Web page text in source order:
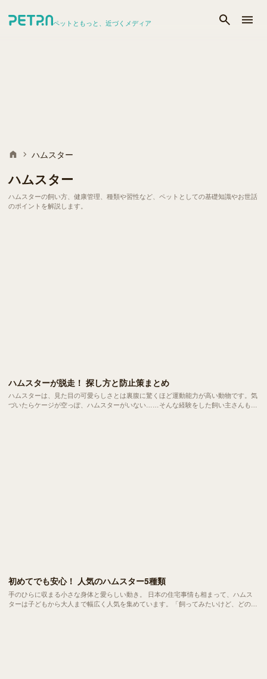
ペットともっと、近づくメディア
ハムスター
ハムスター
ハムスターの飼い方、健康管理、種類や習性など、ペットとしての基礎知識やお世話
のポイントを解説します。
ハムスターが脱走！ 探し方と防止策まとめ
ハムスターは、見た目の可愛らしさとは裏腹に驚くほど運動能力が高い動物です。気
づいたらケージが空っぽ、ハムスターがいない……そんな経験をした飼い主さんも多
初めてでも安心！ 人気のハムスター5種類
手のひらに収まる小さな身体と愛らしい動き。 日本の住宅事情も相まって、ハムス
ターは子どもから大人まで幅広く人気を集めています。「飼ってみたいけど、どの種